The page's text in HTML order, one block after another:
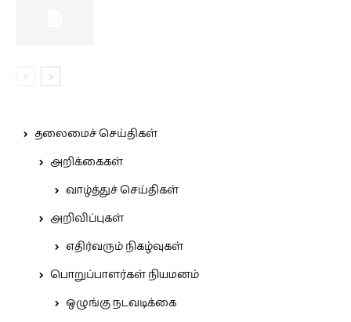
தலைமைச் செய்திகள்
அறிக்கைகள்
வாழ்த்துச் செய்திகள்
அறிவிப்புகள்
எதிர்வரும் நிகழ்வுகள்
பொறுப்பாளர்கள் நியமனம்
ஒழுங்கு நடவடிக்கை